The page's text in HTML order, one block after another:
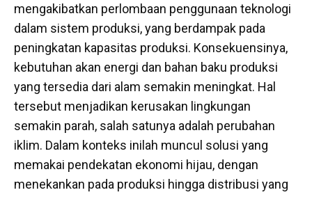
mengakibatkan perlombaan penggunaan teknologi
dalam sistem produksi, yang berdampak pada
peningkatan kapasitas produksi. Konsekuensinya,
kebutuhan akan energi dan bahan baku produksi
yang tersedia dari alam semakin meningkat. Hal
tersebut menjadikan kerusakan lingkungan
semakin parah, salah satunya adalah perubahan
iklim. Dalam konteks inilah muncul solusi yang
memakai pendekatan ekonomi hijau, dengan
menekankan pada produksi hingga distribusi yang